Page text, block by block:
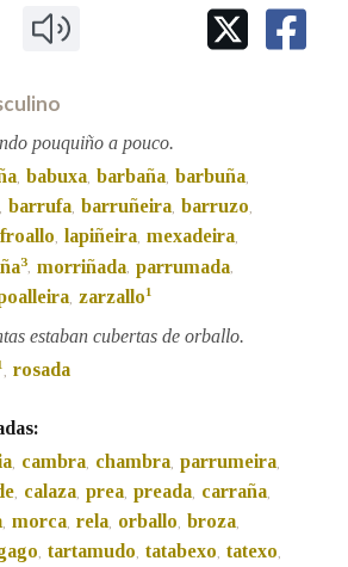
IDENTIDADE CORPORATIVA
MARCIAL DEL ADALID
FIGURAS HOMENAXEADAS
PRIMAVERA DAS LETRAS
PORTAL DAS PALABRAS
pouquiño a pouco.
, babuxa, barbaña, barbuña,
, barrufa, barruñeira, barruzo,
froallo, lapiñeira, mexadeira,
3, morriñada, parrumada,
, zarzallo1
estaban cubertas de orballo.
, rosada
, cambra, chambra, parrumeira,
, calaza, prea, preada, carraña,
, morca, rela, orballo, broza,
, tartamudo, tatabexo, tatexo,